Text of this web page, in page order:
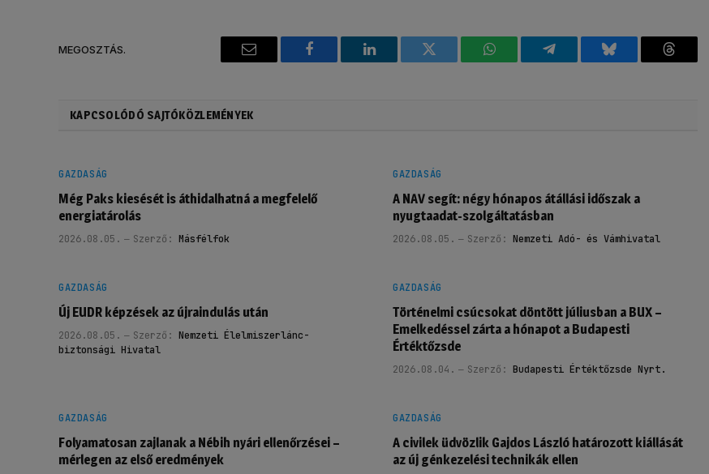
MEGOSZTÁS.
Email Facebook LinkedIn Twitter WhatsAppTelegram Bluesky Threads
KAPCSOLÓDÓ SAJTÓKÖZLEMÉNYEK
GAZDASÁG
Még Paks kiesését is áthidalhatná a megfelelő
energiatárolás
2026.08.05. Szerző: Másfélfok
GAZDASÁG
A NAV segít: négy hónapos átállási időszak a
nyugtaadat-szolgáltatásban
2026.08.05. Szerző: Nemzeti Adó- és Vámhivatal
GAZDASÁG
Új EUDR képzések az újraindulás után
2026.08.05. Szerző: Nemzeti Élelmiszerlánc-
biztonsági Hivatal
GAZDASÁG
Történelmi csúcsokat döntött júliusban a BUX –
Emelkedéssel zárta a hónapot a Budapesti
Értéktőzsde
2026.08.04. Szerző: Budapesti Értéktőzsde Nyrt.
GAZDASÁG
Folyamatosan zajlanak a Nébih nyári ellenőrzései –
mérlegen az első eredmények
GAZDASÁG
A civilek üdvözlik Gajdos László határozott kiállását
az új génkezelési technikák ellen